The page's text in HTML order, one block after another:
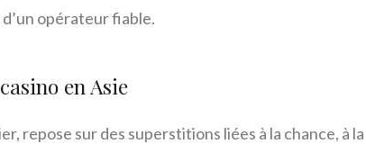
opérateur fiable.
en Asie
repose sur des superstitions liées à la chance, à la